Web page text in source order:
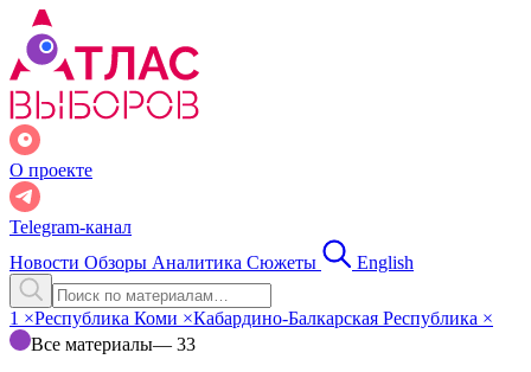
О проекте
Telegram-канал
Новости Обзоры Аналитика Сюжеты English
1 ×Республика Коми ×Кабардино-Балкарская Республика ×
Все материалы— 33